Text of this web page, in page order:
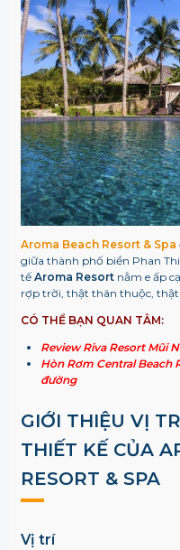
Aroma Beach Resort & Spa
giữa thành phố biển Phan
tế Aroma Resortnằm e ấp
rợp trời, thật thân thuộc,
CÓ THỂ BẠN QUAN TÂM:
Review Riva Resort Mũi
Hòn Rơm Central Beach
đường
GIỚI THIỆU VỊ
THIẾT KẾ CỦA
RESORT & SPA
Vị trí